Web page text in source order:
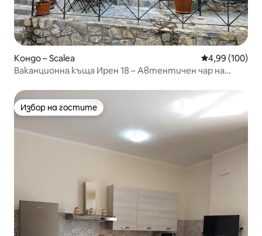
Кондо – Scalea Средна
4,99 (100)
Ваканционна къща Ирен 18 – Автентичен чар на
Избор на гостите
Избор на гостите